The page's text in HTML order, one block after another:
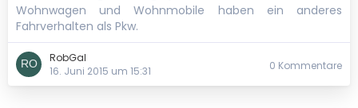
Wohnwagen und Wohnmobile haben ein anderes
Fahrverhalten als Pkw.
RobGal
16. Juni 2015 um 15:31
0 Kommentare